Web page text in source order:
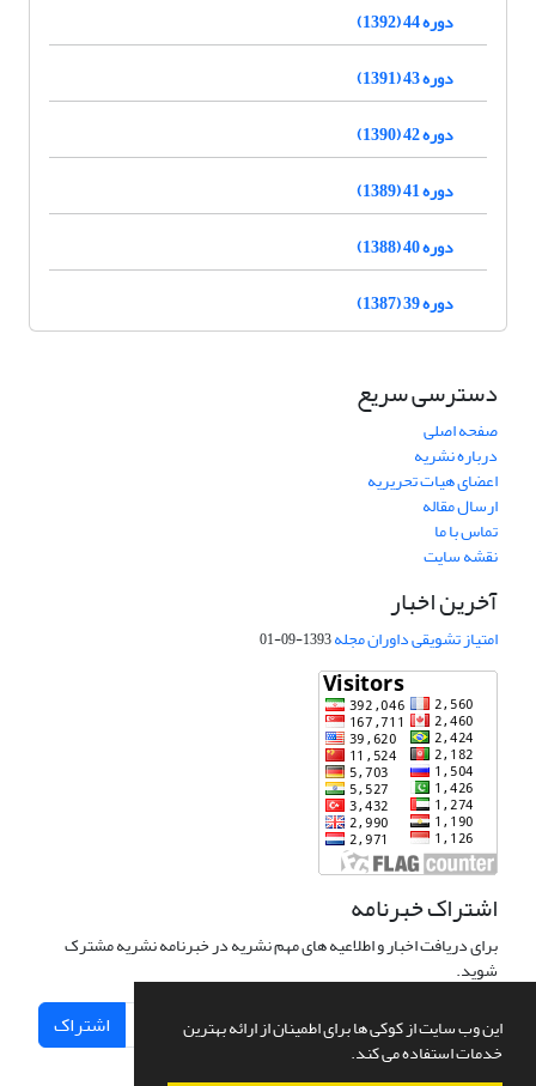
این وب سایت از کوکی ها برای اطمینان از ارائه بهترین
خدمات استفاده می کند.
دوره 44 (1392)
دوره 43 (1391)
دوره 42 (1390)
دوره 41 (1389)
دوره 40 (1388)
دوره 39 (1387)
دسترسی سریع
صفحه اصلی
درباره نشریه
اعضای هیات تحریریه
ارسال مقاله
تماس با ما
نقشه سایت
آخرین اخبار
امتیاز تشویقی داوران مجله1393-09-01
اشتراک خبرنامه
برای دریافت اخبار و اطلاعیه های مهم نشریه در خبرنامه نشریه مشترک
شوید.
اشتراک